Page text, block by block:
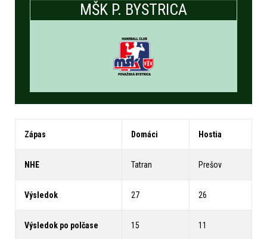
MŠK P. BYSTRICA
Zápas Domáci Hostia
NHE Tatran Prešov
Výsledok 27 26
Výsledok po polčase 15 11